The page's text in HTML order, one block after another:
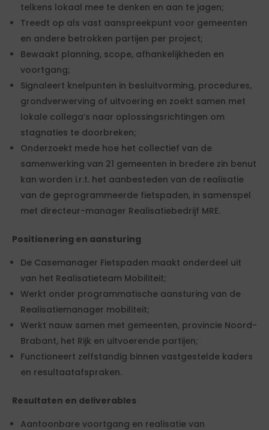
telkens lokaal mee te denken en aan te jagen;
Treedt op als vast aanspreekpunt voor gemeenten
en andere betrokken partijen per project;
Bewaakt planning, scope, afhankelijkheden en
voortgang;
Signaleert knelpunten in besluitvorming, procedures,
grondverwerving of uitvoering en zoekt samen met
lokale collega’s naar oplossingsrichtingen om
stagnaties te doorbreken;
Onderzoekt mede hoe het collectief van de
samenwerking van 21 gemeenten in bredere zin benut
kan worden i.r.t. het aanbesteden van de realisatie
van de geprogrammeerde fietspaden, in samenspel
met directeur-manager Realisatiebedrijf MRE.
Positionering en aansturing
De Casemanager Fietspaden maakt onderdeel uit
van het Realisatieteam Mobiliteit;
Werkt onder programmatische aansturing van de
Realisatiemanager mobiliteit;
Werkt nauw samen met gemeenten, provincie Noord-
Brabant, het Rijk en uitvoerende partijen;
Functioneert zelfstandig binnen vastgestelde kaders
en resultaatafspraken.
Resultaten en deliverables
Aantoonbare voortgang en realisatie van